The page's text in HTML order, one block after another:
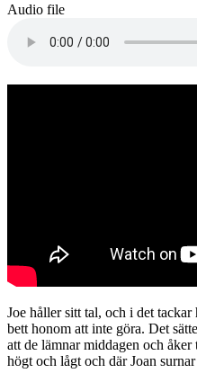
Audio file
Joe håller sitt tal, och i det
bett honom att inte göra. Det
att de lämnar middagen och
högt och lågt och där Joan